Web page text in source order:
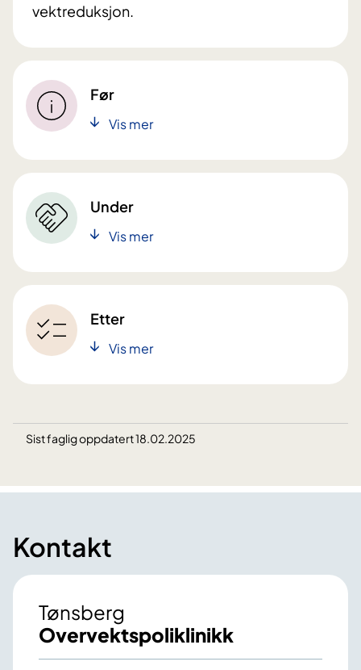
vektreduksjon.
Før
Vis mer
Under
Vis mer
Etter
Vis mer
Sist faglig oppdatert 18.02.2025
Kontakt
Tønsberg
Overvektspoliklinikk